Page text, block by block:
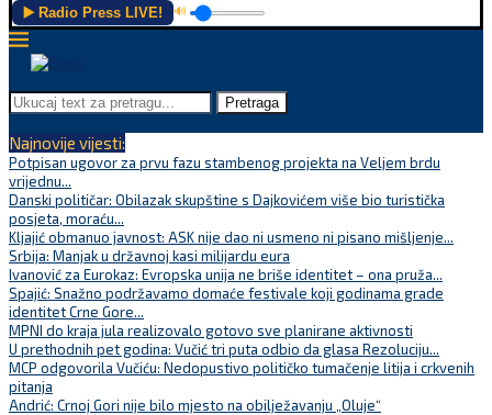
▶️ Radio Press LIVE! 🔊
Pretraga
Najnovije vijesti:
Potpisan ugovor za prvu fazu stambenog projekta na Veljem brdu
vrijednu...
Danski političar: Obilazak skupštine s Dajkovićem više bio turistička
posjeta, moraću...
Kljajić obmanuo javnost: ASK nije dao ni usmeno ni pisano mišljenje...
Srbija: Manjak u državnoj kasi milijardu eura
Ivanović za Eurokaz: Evropska unija ne briše identitet – ona pruža...
Spajić: Snažno podržavamo domaće festivale koji godinama grade
identitet Crne Gore...
MPNI do kraja jula realizovalo gotovo sve planirane aktivnosti
U prethodnih pet godina: Vučić tri puta odbio da glasa Rezoluciju...
MCP odgovorila Vučiću: Nedopustivo političko tumačenje litija i crkvenih
pitanja
Andrić: Crnoj Gori nije bilo mjesto na obilježavanju „Oluje“